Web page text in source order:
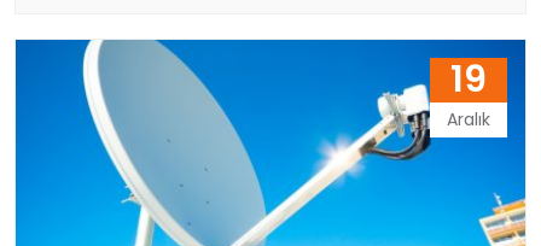
aşama oluşturur. Dünya üzerinde basit birer ayna
görevi gören uydular, Dünya'nın etrafında
dönerler ve Dünya ile aynı anda dönerler.
Yukarıdaki uydular, gaz iticileri olarak işlev görür.
19
Aralık